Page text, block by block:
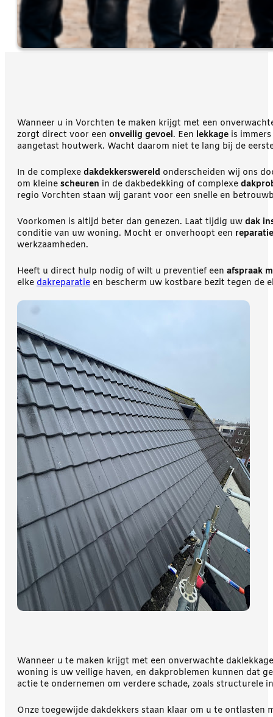
Wanneer u in Vorchten te maken krijgt met een
zorgt direct voor een onveilig gevoel. Een lekkage is
aangetast houtwerk. Wacht daarom niet te lang bij de
In de complexe dakdekkerswereld onderscheiden wij ons
om kleine scheuren in de dakbedekking of complexe
regio Vorchten staan wij garant voor een snelle en
Voorkomen is altijd beter dan genezen. Laat tijdig uw dak
conditie van uw woning. Mocht er onverhoopt een reparatie
werkzaamheden.
Heeft u direct hulp nodig of wilt u preventief een afspraak
elke dakreparatie en bescherm uw kostbare bezit tegen de
Wanneer u te maken krijgt met een onverwachte
woning is uw veilige haven, en dakproblemen kunnen dat
actie te ondernemen om verdere schade, zoals
Onze toegewijde dakdekkers staan klaar om u te